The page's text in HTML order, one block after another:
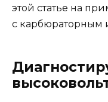
этой статье на
с